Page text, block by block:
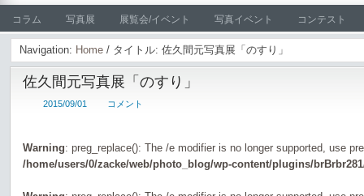
コラム 写真展 展覧会/イベント 写真イベント コンテスト
Navigation: Home / タイトル: 佐久間元写真展「のすり」
佐久間元写真展「のすり」
2015/09/01 コメント
Warning: preg_replace(): The /e modifier is no longer supported, use
/home/users/0/zacke/web/photo_blog/wp-content/plugins/